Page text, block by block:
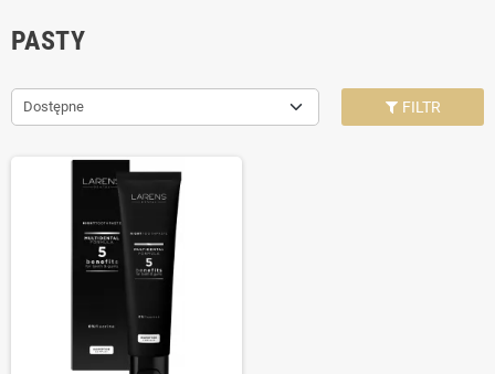
PASTY
Dostępne FILTR